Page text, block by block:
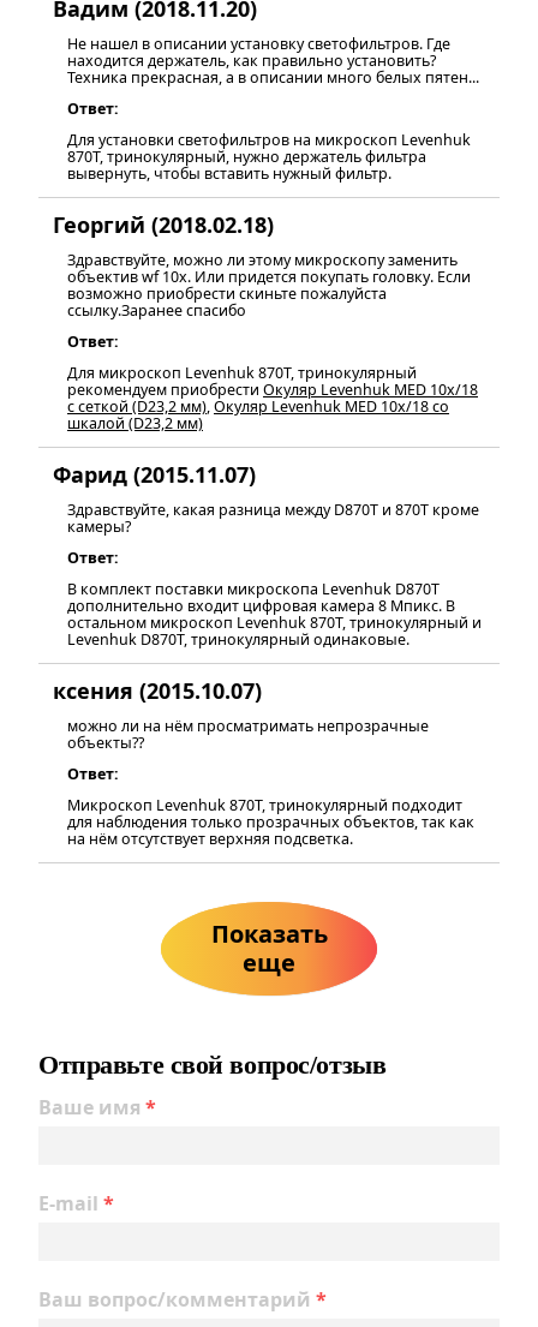
Вадим (2018.11.20)
Не нашел в описании установку светофильтров. Где
находится держатель, как правильно установить?
Техника прекрасная, а в описании много белых пятен...
Ответ:
Для установки светофильтров на микроскоп Levenhuk
870T, тринокулярный, нужно держатель фильтра
вывернуть, чтобы вставить нужный фильтр.
Георгий (2018.02.18)
Здравствуйте, можно ли этому микроскопу заменить
объектив wf 10x. Или придется покупать головку. Если
возможно приобрести скиньте пожалуйста
ссылку.Заранее спасибо
Ответ:
Для микроскоп Levenhuk 870T, тринокулярный
рекомендуем приобрести Окуляр Levenhuk MED 10x/18
с сеткой (D23,2 мм),Окуляр Levenhuk MED 10x/18 со
шкалой (D23,2 мм)
Фарид (2015.11.07)
Здравствуйте, какая разница между D870T и 870T кроме
камеры?
Ответ:
В комплект поставки микроскопа Levenhuk D870T
дополнительно входит цифровая камера 8 Мпикс. В
остальном микроскоп Levenhuk 870T, тринокулярный и
Levenhuk D870T, тринокулярный одинаковые.
ксения (2015.10.07)
можно ли на нём просматримать непрозрачные
объекты??
Ответ:
Микроскоп Levenhuk 870T, тринокулярный подходит
для наблюдения только прозрачных объектов, так как
на нём отсутствует верхняя подсветка.
Показать
еще
Отправьте свой вопрос/отзыв
Ваше имя *
E-mail *
Ваш вопрос/комментарий *